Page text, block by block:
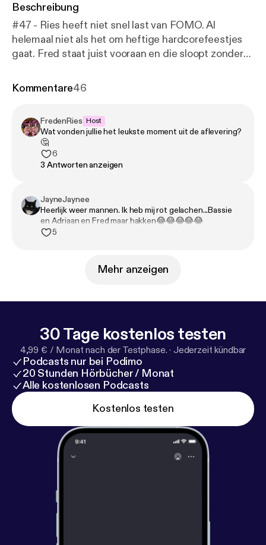
Beschreibung
#47 - Ries heeft niet snel last van FOMO. Al
helemaal niet als het om heftige hardcorefeestjes
gaat. Fred staat juist vooraan en die sloopt zonder
bevestiging: hij lijkt inmiddels meer op een
waar ligt de grens? Een luisterend oor bieden:
prima. Maar de bak in voor de misdaden van je beste
vriend? Ons niet gezien! 🎧 Geproduceerd door
Tonny Media 💖 Volg ons op Instagram, TikTok en
Kommentare46
FredenRies Host
Wat vonden jullie het leukste moment uit de aflevering?
🤔
6
3 Antworten anzeigen
JayneJaynee
Heerlijk weer mannen. Ik heb mij rot gelachen...Bassie
en Adriaan en Fred maar hakken😂😂😂😂😂
5
Mehr anzeigen
30 Tage kostenlos testen
4,99 € / Monat nach der Testphase. · Jederzeit kündbar
Podcasts nur bei Podimo
20 Stunden Hörbücher / Monat
Alle kostenlosen Podcasts
Kostenlos testen